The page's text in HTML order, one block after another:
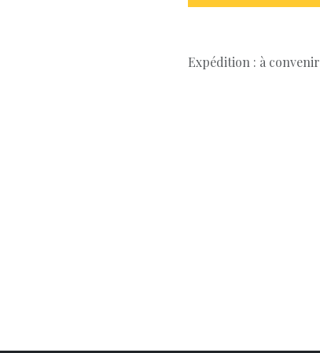
Expédition : à convenir